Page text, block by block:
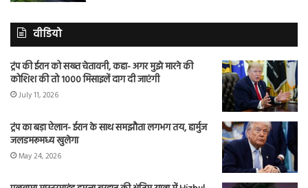
वीडियो
ट्रंप की ईरान को सख्त चेतावनी, कहा- अगर मुझे मारने की
कोशिश की तो 1000 मिसाइलें दाग दी जाएंगी
July 11, 2026
ट्रंप का बड़ा ऐलान- ईरान के साथ समझौता लगभग तय, हार्मुज
जलडमरूमध्य खुलेगा
May 24, 2026